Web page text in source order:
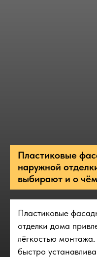
Пластиковые
наружной
выбирают и о
Пластиковые
отделки дома
лёгкостью
быстро